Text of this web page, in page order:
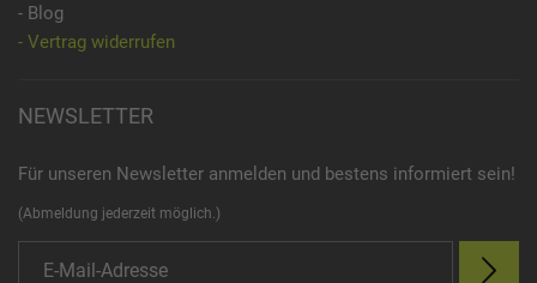
- Blog
- Vertrag widerrufen
NEWSLETTER
Für unseren Newsletter anmelden und bestens informiert sein!
(Abmeldung jederzeit möglich.)